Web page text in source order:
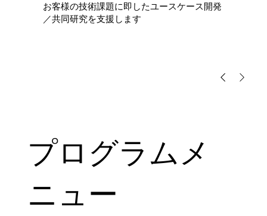
プログラムメ
ニュー
お客様の技術課題に即したユースケース開発
／共同研究を支援します